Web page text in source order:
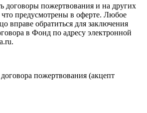
договоры пожертвования и на других
предусмотрены в оферте. Любое
вправе обратиться для заключения
в Фонд по адресу электронной
пожертвования (акцепт